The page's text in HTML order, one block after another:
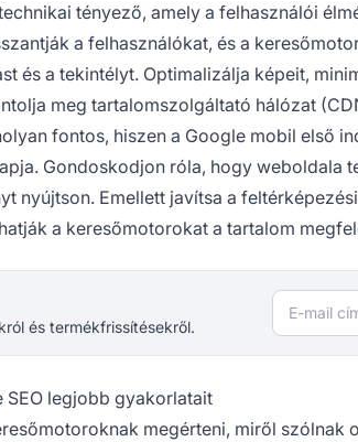
tényező, amely a felhasználói
a felhasználókat, és a
és a tekintélyt. Optimalizálja képeit,
meg tartalomszolgáltató hálózat
fontos, hiszen a Google mobil első
Gondoskodjon róla, hogy weboldala
nyújtson. Emellett javítsa a
a keresőmotorokat a tartalom
és termékfrissítésekről.
E-mail cím
SEO legjobb gyakorlatait
megérteni, miről szólnak